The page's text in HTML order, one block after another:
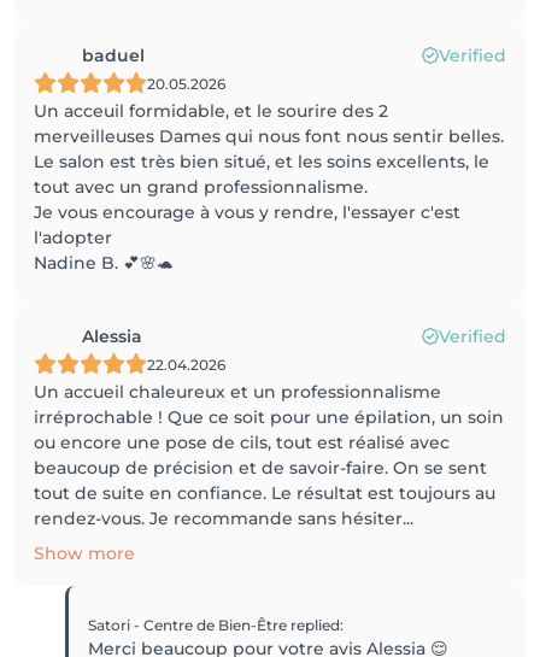
baduel Verified
20.05.2026
Un acceuil formidable, et le sourire des 2
merveilleuses Dames qui nous font nous sentir belles.
Le salon est très bien situé, et les soins excellents, le
tout avec un grand professionnalisme.
Je vous encourage à vous y rendre, l'essayer c'est
l'adopter
Nadine B. 💕🌸🐢
Alessia Verified
22.04.2026
Un accueil chaleureux et un professionnalisme
irréprochable ! Que ce soit pour une épilation, un soin
ou encore une pose de cils, tout est réalisé avec
beaucoup de précision et de savoir-faire. On se sent
tout de suite en confiance. Le résultat est toujours au
rendez-vous. Je recommande sans hésiter...
Show more
Satori - Centre de Bien-Être replied:
Merci beaucoup pour votre avis Alessia 😌